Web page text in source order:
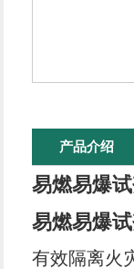
产品介绍
易燃易爆
易燃易爆
有效隔离火